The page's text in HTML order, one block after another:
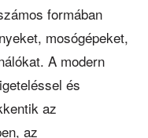
formában
mosógépeket,
A modern
és
az
az